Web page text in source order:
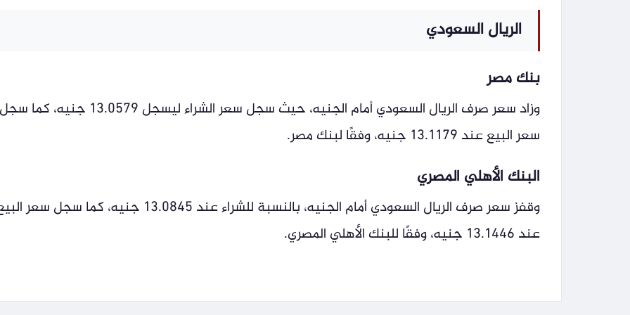
الريال السعودي
بنك مصر
وزاد سعر صرف الريال السعودي أمام الجنيه، حيث سجل سعر الشراء ليسجل 13.0579 جنيه، كما سجل
سعر البيع عند 13.1179 جنيه، وفقًا لبنك مصر.
البنك الأهلي المصري
وقفز سعر صرف الريال السعودي أمام الجنيه، بالنسبة للشراء عند 13.0845 جنيه، كما سجل سعر
عند 13.1446 جنيه، وفقًا للبنك الأهلي المصري.